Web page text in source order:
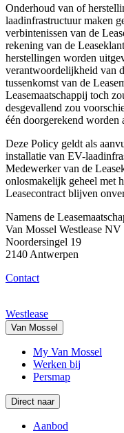
Onderhoud van of
laadinfrastructuur maken
verbintenissen van de
rekening van de
herstellingen worden
verantwoordelijkheid van
tussenkomst van de
Leasemaatschappij toch
desgevallend zou
één doorgerekend worden
Deze Policy geldt als
installatie van EV-
Medewerker van de
onlosmakelijk geheel met
Leasecontract blijven
Namens de
Van Mossel Westlease
Noordersingel 19
2140 Antwerpen
Contact
Westlease
Van Mossel
My Van Mossel
Werken bij
Persmap
Direct naar
Aanbod